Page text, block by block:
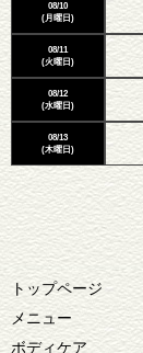
08/10
(月曜日)
08/11
(火曜日)
08/12
(水曜日)
08/13
(木曜日)
トップページ
メニュー
ボディケア